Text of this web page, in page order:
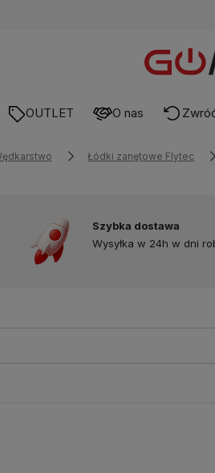
OUTLET O nas
Łódki zanętowe Flytec
Szybka dostawa
Wysyłka w 24h w dni